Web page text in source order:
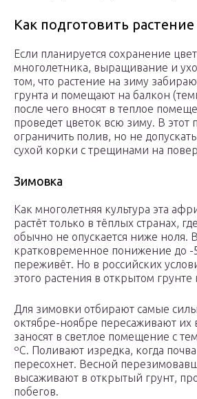
Как подготовить
Если планируется сохранение
многолетника, выращивание и
том, что растение на зиму
грунта и помещают на балкон
после чего вносят в теплое
проведет цветок всю зиму. В этот
ограничить полив, но не
сухой корки с трещинами на
Зимовка
Как многолетняя культура эта
растёт только в тёплых странах,
обычно не опускается ниже ноля.
кратковременное понижение до -
переживёт. Но в российских
этого растения в открытом
Для зимовки отбирают самые
октябре-ноябре пересаживают
заносят в светлое помещение с
ºC. Поливают изредка, когда
пересохнет. Весной
высаживают в открытый грунт,
побегов.